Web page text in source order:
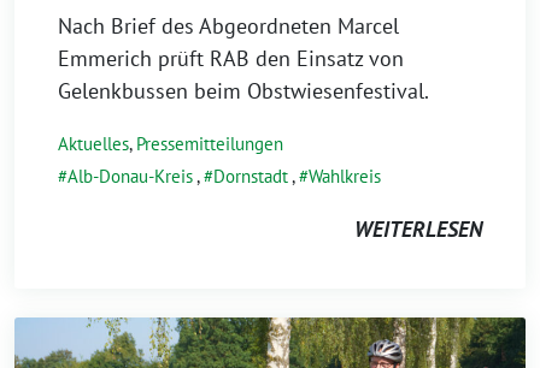
Nach Brief des Abgeordneten Marcel
Emmerich prüft RAB den Einsatz von
Gelenkbussen beim Obstwiesenfestival.
Aktuelles, Pressemitteilungen
Alb-Donau-Kreis, Dornstadt, Wahlkreis
WEITERLESEN